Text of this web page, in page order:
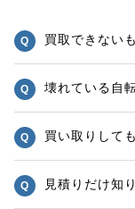
買取できない
壊れている自
買い取りして
見積りだけ知